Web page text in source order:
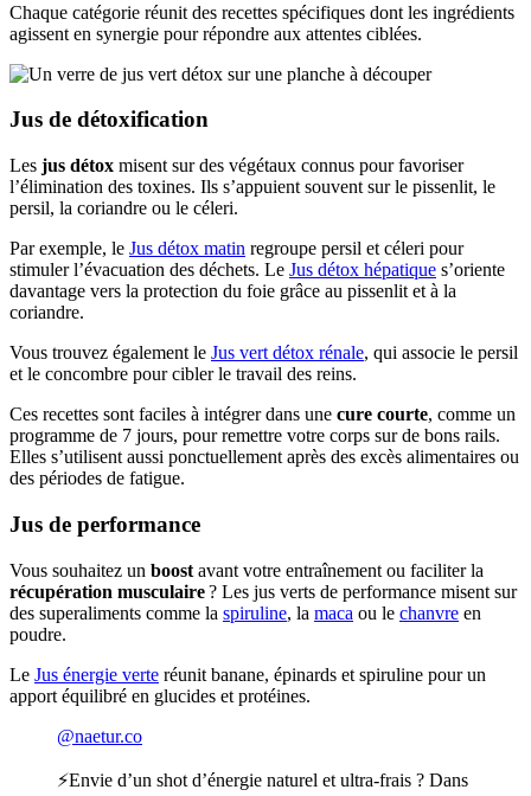
Chaque catégorie réunit des recettes spécifiques dont les ingrédients
agissent en synergie pour répondre aux attentes ciblées.
Jus de détoxification
Les jus détox misent sur des végétaux connus pour favoriser
l’élimination des toxines. Ils s’appuient souvent sur le pissenlit, le
persil, la coriandre ou le céleri.
Par exemple, le Jus détox matin regroupe persil et céleri pour
stimuler l’évacuation des déchets. Le Jus détox hépatique s’oriente
davantage vers la protection du foie grâce au pissenlit et à la
coriandre.
Vous trouvez également le Jus vert détox rénale, qui associe le persil
et le concombre pour cibler le travail des reins.
Ces recettes sont faciles à intégrer dans une cure courte, comme un
programme de 7 jours, pour remettre votre corps sur de bons rails.
Elles s’utilisent aussi ponctuellement après des excès alimentaires ou
des périodes de fatigue.
Jus de performance
Vous souhaitez un boost avant votre entraînement ou faciliter la
récupération musculaire? Les jus verts de performance misent sur
des superaliments comme la spiruline, la maca ou le chanvre en
poudre.
Le Jus énergie verte réunit banane, épinards et spiruline pour un
apport équilibré en glucides et protéines.
@naetur.co
⚡️Envie d’un shot d’énergie naturel et ultra-frais ? Dans